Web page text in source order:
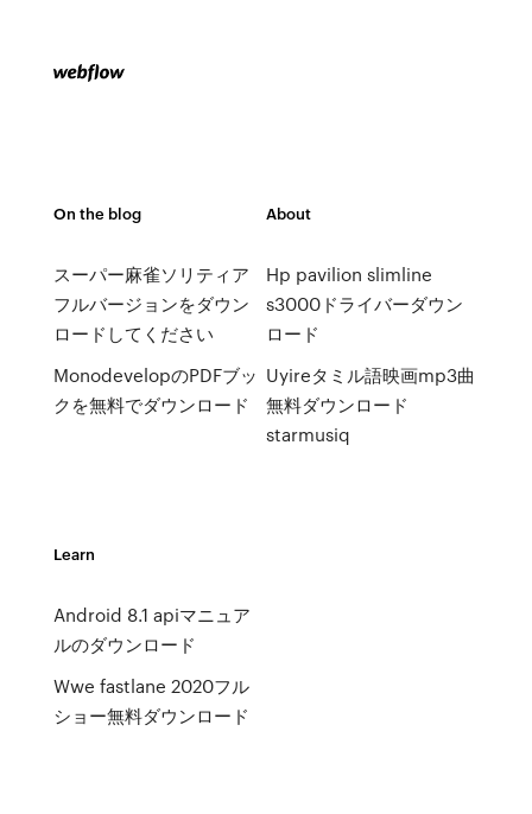
On the blog
スーパー麻雀ソリティア
フルバージョンをダウン
ロードしてください
MonodevelopのPDFブッ
クを無料でダウンロード
About
Hp pavilion slimline
s3000ドライバーダウン
ロード
Uyireタミル語映画mp3曲
無料ダウンロード
starmusiq
Learn
Android 8.1 apiマニュア
ルのダウンロード
Wwe fastlane 2020フル
ショー無料ダウンロード